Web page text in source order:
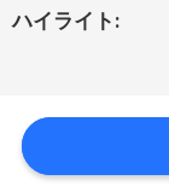
場
行
ハイライト: